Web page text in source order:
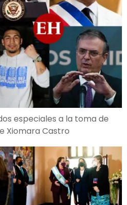
especiales a la toma de
Xiomara Castro